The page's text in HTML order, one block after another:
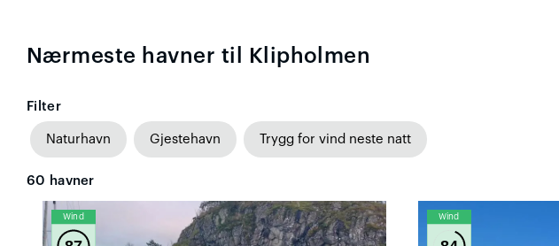
Nærmeste havner til Klipholmen
Filter
Naturhavn Gjestehavn Trygg for vind neste natt
60 havner
Wind Wind